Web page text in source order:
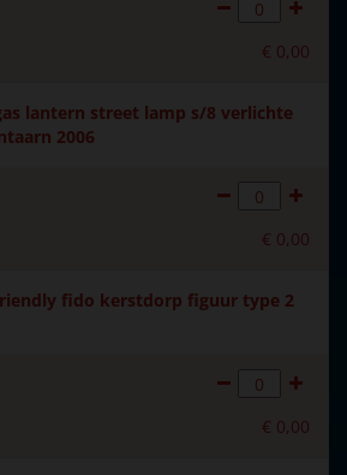
€ 0,00
lantern street lamp s/8 verlichte
2006
€ 0,00
fido kerstdorp figuur type 2
€ 0,00